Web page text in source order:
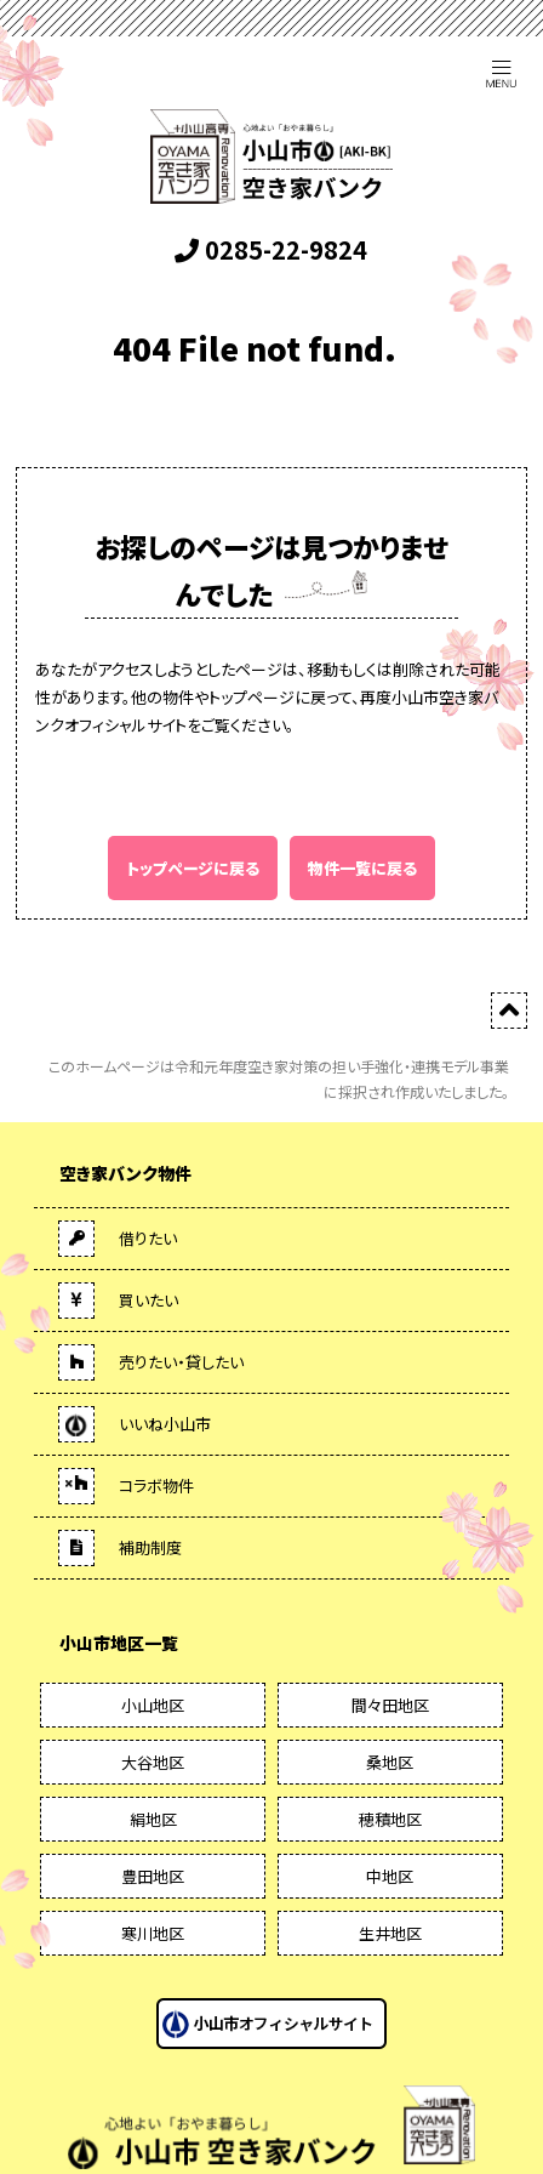
0285-22-9824
404 File not fund.
お探しのページは見つかりませ
んでした
あなたがアクセスしようとしたページは、移動もしくは削除された可能
性があります。他の物件やトップページに戻って、再度小山市空き家バ
ンクオフィシャルサイトをご覧ください。
トップページに戻る 物件一覧に戻る
このホームページは令和元年度空き家対策の担い手強化・連携モデル事業
に採択され作成いたしました。
空き家バンク物件
借りたい
買いたい
売りたい・貸したい
いいね小山市
コラボ物件
補助制度
小山市地区一覧
小山地区 間々田地区
大谷地区 桑地区
絹地区 穂積地区
豊田地区 中地区
寒川地区 生井地区